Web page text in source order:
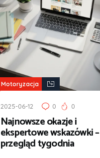
Motoryzacja
2025-06-12 0 0
Najnowsze okazje i
ekspertowe wskazówki –
przegląd tygodnia